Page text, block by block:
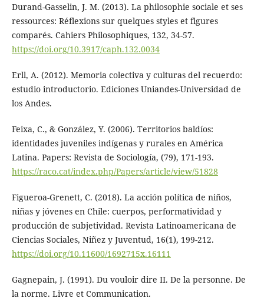
Durand-Gasselin, J. M. (2013). La philosophie sociale et ses
ressources: Réflexions sur quelques styles et figures
comparés. Cahiers Philosophiques, 132, 34-57.
https://doi.org/10.3917/caph.132.0034
Erll, A. (2012). Memoria colectiva y culturas del recuerdo:
estudio introductorio. Ediciones Uniandes-Universidad de
los Andes.
Feixa, C., & González, Y. (2006). Territorios baldíos:
identidades juveniles indígenas y rurales en América
Latina. Papers: Revista de Sociología, (79), 171-193.
https://raco.cat/index.php/Papers/article/view/51828
Figueroa-Grenett, C. (2018). La acción política de niños,
niñas y jóvenes en Chile: cuerpos, performatividad y
producción de subjetividad. Revista Latinoamericana de
Ciencias Sociales, Niñez y Juventud, 16(1), 199-212.
https://doi.org/10.11600/1692715x.16111
Gagnepain, J. (1991). Du vouloir dire II. De la personne. De
la norme. Livre et Communication.